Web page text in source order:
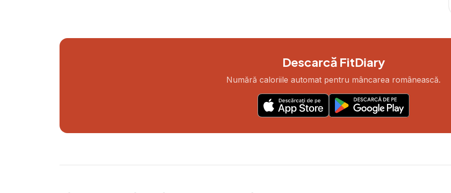
Descarcă FitDiary
Numără caloriile automat pentru mâncarea românească.